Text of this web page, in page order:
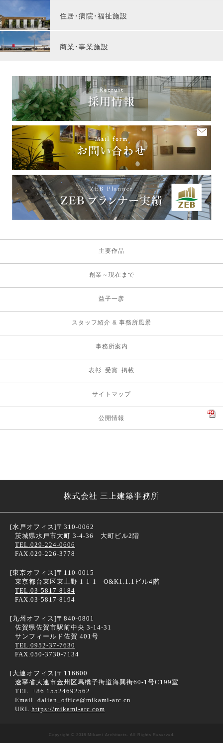
住居･病院･福祉施設
商業･事業施設
主要作品
創業～現在まで
益子一彦
スタッフ紹介 & 事務所風景
事務所案内
表彰･受賞･掲載
サイトマップ
公開情報
株式会社 三上建築事務所
[水戸オフィス]〒310-0062
茨城県水戸市大町 3-4-36 大町ビル2階
TEL.029-224-0606
FAX.029-226-3778
[東京オフィス]〒110-0015
東京都台東区東上野 1-1-1 O&K1.1.1ビル4階
TEL.03-5817-8184
FAX.03-5817-8194
[九州オフィス]〒840-0801
佐賀県佐賀市駅前中央 3-14-31
サンフィールド佐賀 401号
TEL.0952-37-7630
FAX.050-3730-7134
[大連オフィス]〒116600
遼寧省大連市金州区馬橋子街道海興街60-1号C199室
TEL. +86 15524692562
Email. dalian_office@mikami-arc.cn
URL.https://mikami-arc.com
Copyright © 2018 Mikami Architects. All Rights Reserved.